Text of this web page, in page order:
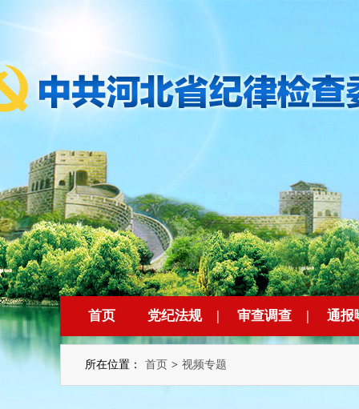
首页 党纪法规 | 审查调查 | 通报
所在位置： 首页 > 视频专题